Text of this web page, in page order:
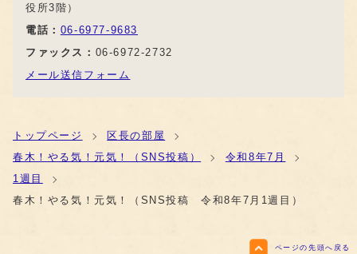
役所3階）
電話： 06-6977-9683
ファックス： 06-6972-2732
メール送信フォーム
トップページ
区長の部屋
春木！やる気！元気！（SNS投稿）
令和8年7月
1週目
春木！やる気！元気！（SNS投稿 令和8年7月1週目）
ページの先頭へ戻る